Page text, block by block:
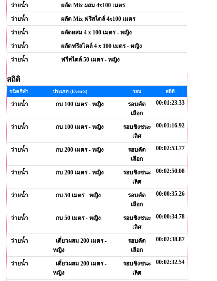
ว่ายน้ำ
ผลัด Mix ผสม 4x100 เมตร
ว่ายน้ำ
ผลัด Mix ฟรีสไตล์ 4x100 เมตร
ว่ายน้ำ
ผลัดผสม 4 x 100 เมตร - หญิง
ว่ายน้ำ
ผลัดฟรีสไตล์ 4 x 100 เมตร - หญิง
ว่ายน้ำ
ฟรีสไตล์ 50 เมตร - หญิง
สถิติ
ชนิดกีฬา ประเภท (Events) รอบ สถิติ
ว่ายน้ำ กบ 100 เมตร - หญิง
รอบคัด
เลือก
00:01:23.33
ว่ายน้ำ กบ 100 เมตร - หญิง
รอบชิงชนะ
เลิศ
00:01:16.92
ว่ายน้ำ กบ 200 เมตร - หญิง
รอบคัด
เลือก
00:02:53.77
ว่ายน้ำ กบ 200 เมตร - หญิง
รอบชิงชนะ
เลิศ
00:02:50.08
ว่ายน้ำ กบ 50 เมตร - หญิง
รอบคัด
เลือก
00:00:35.26
ว่ายน้ำ กบ 50 เมตร - หญิง
รอบชิงชนะ
เลิศ
00:00:34.78
ว่ายน้ำ
เดี่ยวผสม 200 เมตร -
หญิง
รอบคัด
เลือก
00:02:38.87
ว่ายน้ำ
เดี่ยวผสม 200 เมตร -
หญิง
รอบชิงชนะ
เลิศ
00:02:32.54